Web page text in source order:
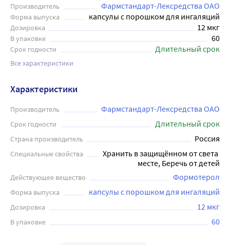
Производитель Фармстандарт-Лексредства ОАО
Форма выпуска капсулы с порошком для ингаляций
Дозировка 12 мкг
В упаковке 60
Срок годности Длительный срок
Все характеристики
Характеристики
Производитель Фармстандарт-Лексредства ОАО
Срок годности Длительный срок
Страна производитель Россия
Специальные свойства
Хранить в защищённом от света
месте, Беречь от детей
Действующее вещество Формотерол
Форма выпуска капсулы с порошком для ингаляций
Дозировка 12 мкг
В упаковке 60